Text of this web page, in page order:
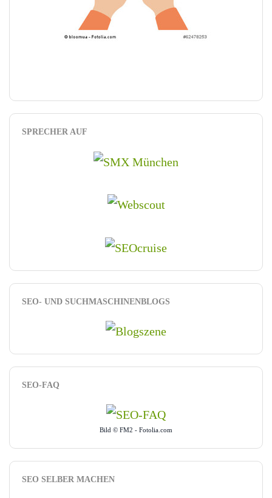
SPRECHER AUF
SEO- UND SUCHMASCHINENBLOGS
SEO-FAQ
Bild © FM2 - Fotolia.com
SEO SELBER MACHEN